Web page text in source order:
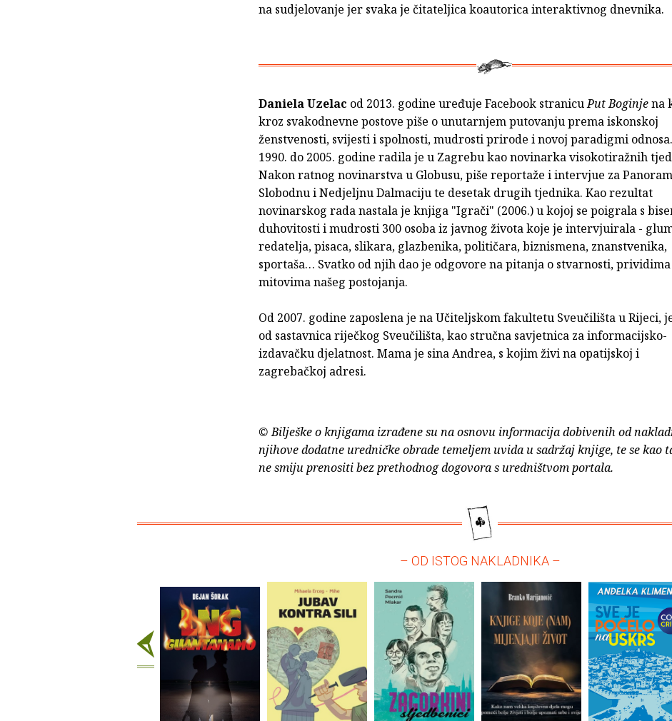
na sudjelovanje jer svaka je čitateljica koautorica interaktivnog dnevnika.
Daniela Uzelac od 2013. godine uređuje Facebook stranicuPut Boginjena
kroz svakodnevne postove piše o unutarnjem putovanju prema iskonskoj
ženstvenosti, svijesti i spolnosti, mudrosti prirode i novoj paradigmi
1990. do 2005. godine radila je u Zagrebu kao novinarka visokotiražnih
Nakon ratnog novinarstva u Globusu, piše reportaže i intervjue za
Slobodnu i Nedjeljnu Dalmaciju te desetak drugih tjednika. Kao rezultat
novinarskog rada nastala je knjiga "Igrači" (2006.) u kojoj se poigrala s
duhovitosti i mudrosti 300 osoba iz javnog života koje je intervjuirala -
redatelja, pisaca, slikara, glazbenika, političara, biznismena, znanstvenika,
sportaša… Svatko od njih dao je odgovore na pitanja o stvarnosti,
mitovima našeg postojanja.
Od 2007. godine zaposlena je na Učiteljskom fakultetu Sveučilišta u Rijeci,
od sastavnica riječkog Sveučilišta, kao stručna savjetnica za informacijsko-
izdavačku djelatnost. Mama je sina Andrea, s kojim živi na opatijskoj i
zagrebačkoj adresi.
© Bilješke o knjigama izrađene su na osnovu informacija dobivenih od
njihove dodatne uredničke obrade temeljem uvida u sadržaj knjige, te se kao
ne smiju prenositi bez prethodnog dogovora s uredništvom portala.
– OD ISTOG NAKLADNIKA –